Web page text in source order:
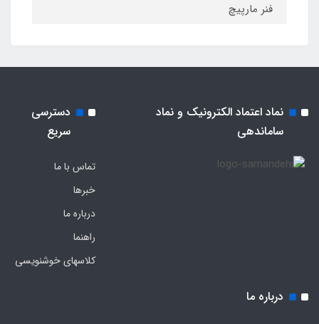
فنر مارپيچ
نماد اعتماد الکترونیک و نماد
ساماندهی
دسترسی
سریع
تماس با ما
خبرها
درباره ما
راهنما
کلاسهای خوشنویسی
درباره ما